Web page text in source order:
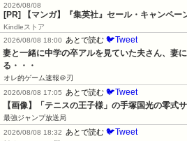
2026/08/08
[PR] 【マンガ】『集英社』セール・キャンペー
Kindleストア
2026/08/08 18:00 あとで読む 🐦Tweet
妻と一緒に中学の卒アルを見ていた夫さん、妻
る・・・
オレ的ゲーム速報＠刃
2026/08/08 17:05 あとで読む 🐦Tweet
【画像】「テニスの王子様」の手塚国光の零式
最強ジャンプ放送局
2026/08/08 18:32 あとで読む 🐦Tweet